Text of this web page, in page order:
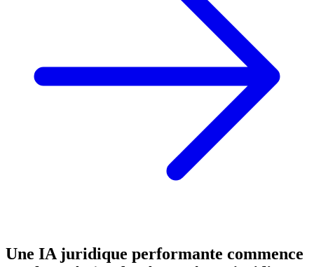
Une IA juridique performante commence